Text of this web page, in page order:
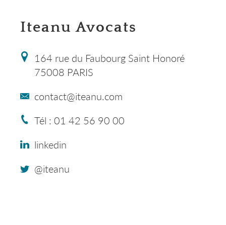
Iteanu Avocats
164 rue du Faubourg Saint Honoré
75008 PARIS
contact@iteanu.com
Tél : 01 42 56 90 00
linkedin
@iteanu